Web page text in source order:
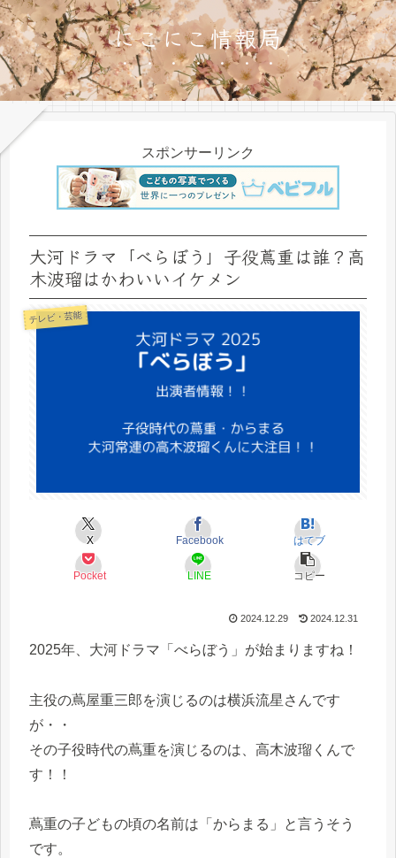
にこにこ情報局
スポンサーリンク
大河ドラマ「べらぼう」子役蔦重は誰？高
木波瑠はかわいいイケメン
テレビ・芸能
X Facebook はてブ
Pocket LINE コピー
2024.12.29 2024.12.31
2025年、大河ドラマ「べらぼう」が始まりますね！
主役の蔦屋重三郎を演じるのは横浜流星さんです
が・・
その子役時代の蔦重を演じるのは、高木波瑠くんで
す！！
蔦重の子どもの頃の名前は「からまる」と言うそう
です。